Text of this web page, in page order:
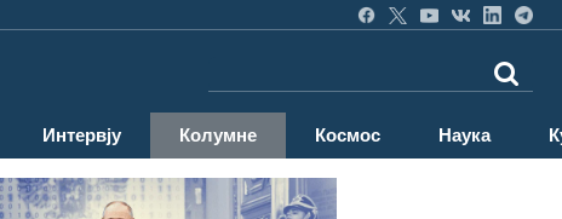
Интервју Колумне Космос Наука